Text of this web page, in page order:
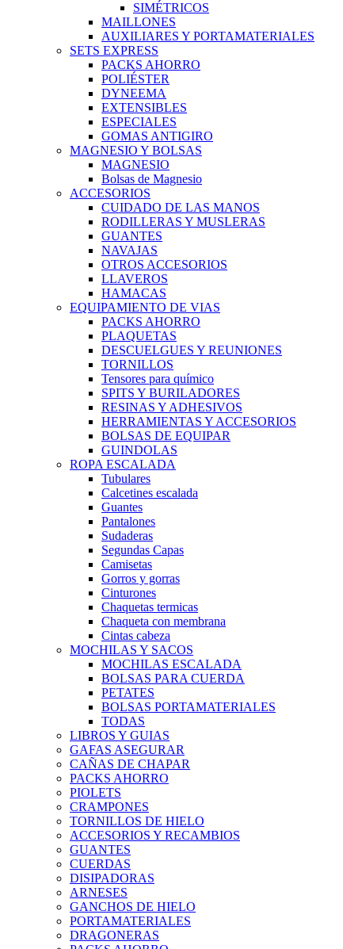
SIMÉTRICOS
MAILLONES
AUXILIARES Y PORTAMATERIALES
SETS EXPRESS
PACKS AHORRO
POLIÉSTER
DYNEEMA
EXTENSIBLES
ESPECIALES
GOMAS ANTIGIRO
MAGNESIO Y BOLSAS
MAGNESIO
Bolsas de Magnesio
ACCESORIOS
CUIDADO DE LAS MANOS
RODILLERAS Y MUSLERAS
GUANTES
NAVAJAS
OTROS ACCESORIOS
LLAVEROS
HAMACAS
EQUIPAMIENTO DE VIAS
PACKS AHORRO
PLAQUETAS
DESCUELGUES Y REUNIONES
TORNILLOS
Tensores para químico
SPITS Y BURILADORES
RESINAS Y ADHESIVOS
HERRAMIENTAS Y ACCESORIOS
BOLSAS DE EQUIPAR
GUINDOLAS
ROPA ESCALADA
Tubulares
Calcetines escalada
Guantes
Pantalones
Sudaderas
Segundas Capas
Camisetas
Gorros y gorras
Cinturones
Chaquetas termicas
Chaqueta con membrana
Cintas cabeza
MOCHILAS Y SACOS
MOCHILAS ESCALADA
BOLSAS PARA CUERDA
PETATES
BOLSAS PORTAMATERIALES
TODAS
LIBROS Y GUIAS
GAFAS ASEGURAR
CAÑAS DE CHAPAR
PACKS AHORRO
PIOLETS
CRAMPONES
TORNILLOS DE HIELO
ACCESORIOS Y RECAMBIOS
GUANTES
CUERDAS
DISIPADORAS
ARNESES
GANCHOS DE HIELO
PORTAMATERIALES
DRAGONERAS